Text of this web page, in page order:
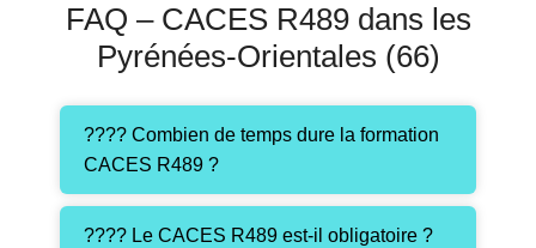
FAQ – CACES R489 dans les
Pyrénées-Orientales (66)
???? Combien de temps dure la formation
CACES R489 ?
???? Le CACES R489 est-il obligatoire ?